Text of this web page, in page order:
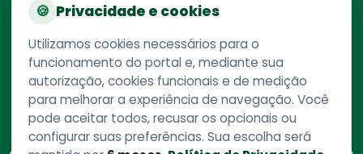
UFFS contra o Aedes
Mapa do site
Redes Sociais
🍪 Privacidade e cookies
Utilizamos cookies necessários para o
funcionamento do portal e, mediante sua
autorização, cookies funcionais e de medição
para melhorar a experiência de navegação. Você
pode aceitar todos, recusar os opcionais ou
configurar suas preferências. Sua escolha será